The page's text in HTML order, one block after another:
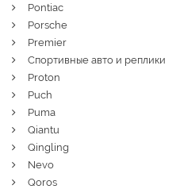
Pontiac
Porsche
Premier
Спортивные авто и реплики
Proton
Puch
Puma
Qiantu
Qingling
Nevo
Qoros